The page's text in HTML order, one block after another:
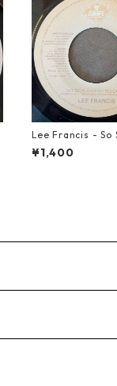
Lee Francis - So
1925】
¥1,400